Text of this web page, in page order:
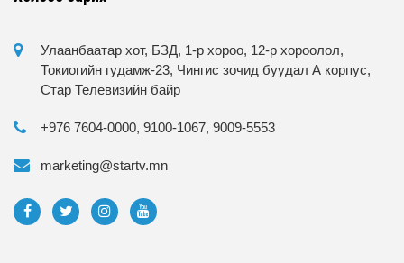
Улаанбаатар хот, БЗД, 1-р хороо, 12-р хороолол,
Токиогийн гудамж-23, Чингис зочид буудал А корпус,
Стар Телевизийн байр
+976 7604-0000, 9100-1067, 9009-5553
marketing@startv.mn